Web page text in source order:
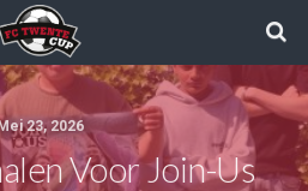
23, 2026
Voor Join-Us